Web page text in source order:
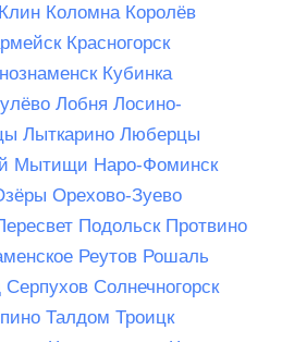
Клин Коломна Королёв
Красногорск
Кубинка
Лобня Лосино-
Лыткарино Люберцы
Мытищи Наро-Фоминск
Орехово-Зуево
Подольск Протвино
Реутов Рошаль
Серпухов Солнечногорск
Талдом Троицк